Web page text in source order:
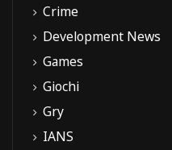
Crime
Development News
Games
Giochi
Gry
IANS